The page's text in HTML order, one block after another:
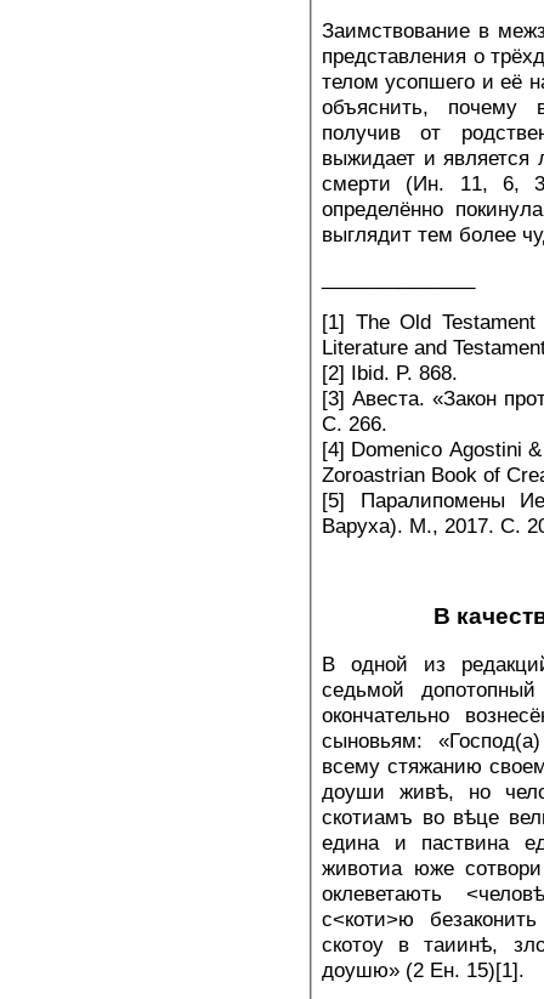
Заимствование в
представления о
телом усопшего и её
объяснить, почему
получив от
выжидает и является
смерти (Ин. 11, 6,
определённо
выглядит тем более
[1] The Old
Literature and
[2] Ibid. P. 868.
[3] Авеста. «Закон
С. 266.
[4] Domenico Agostini
Zoroastrian Book of
[5] Паралипомены
Варуха). М., 2017. С.
В
В одной из
седьмой
окончательно
сыновьям:
всему стяжанию
доуши живѣ, но
скотиамъ во вѣце
едина и паствина
животиа юже
оклеветають
с<коти>ю
скотоу в таиинѣ,
доушю» (2 Ен. 15)[1].